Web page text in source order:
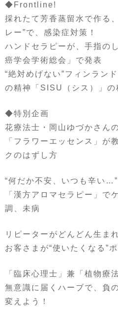
◆Frontline!
採れたて芳香蒸留水で作る
レー”で、感染症対策！
ハンドセラピーが、手指の
癌学会学術総会」で発表
“絶対めげない”フィンラン
の精神「SISU（シス）」の
◆特別企画
花療法士・岡山ゆづかさん
「フラワーエッセンス」が
クのはずし方
“何だか不安、いつも辛い
「漢方アロマセラピー」で
調、未病
リピーターがどんどん生ま
お客さまが“使いたくなる”
「臨床心理士」兼「植物療
無意識に届くハーブで、負
変えよう！